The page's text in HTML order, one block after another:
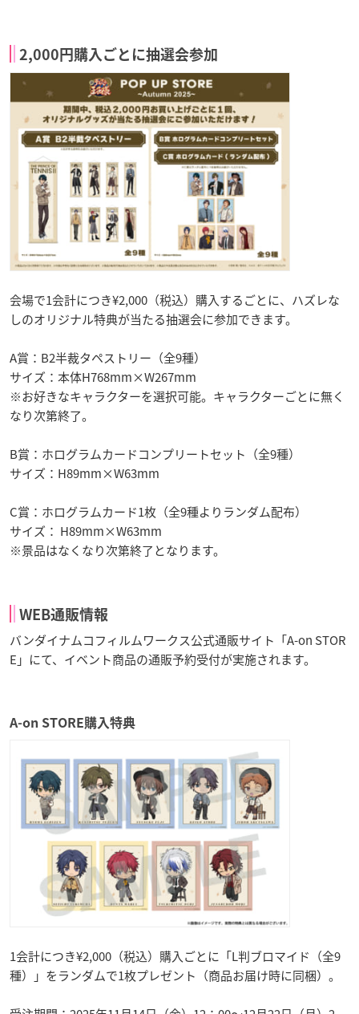
2,000円購入ごとに抽選会参加
会場で1会計につき¥2,000（税込）購入するごとに、ハズレな
しのオリジナル特典が当たる抽選会に参加できます。
A賞：B2半裁タペストリー（全9種）
サイズ：本体H768mm×W267mm
※お好きなキャラクターを選択可能。キャラクターごとに無く
なり次第終了。
B賞：ホログラムカードコンプリートセット（全9種）
サイズ：H89mm×W63mm
C賞：ホログラムカード1枚（全9種よりランダム配布）
サイズ： H89mm×W63mm
※景品はなくなり次第終了となります。
WEB通販情報
バンダイナムコフィルムワークス公式通販サイト「A-on STOR
E」にて、イベント商品の通販予約受付が実施されます。
A-on STORE購入特典
1会計につき¥2,000（税込）購入ごとに「L判ブロマイド（全9
種）」をランダムで1枚プレゼント（商品お届け時に同梱）。